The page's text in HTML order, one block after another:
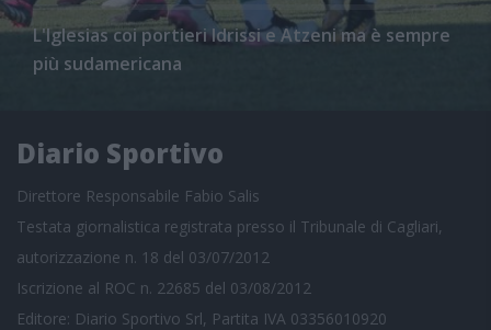
L'Iglesias coi portieri Idrissi e Atzeni ma è sempre
più sudamericana
Diario Sportivo
Direttore Responsabile Fabio Salis
Testata giornalistica registrata presso il Tribunale di Cagliari,
autorizzazione n. 18 del 03/07/2012
Iscrizione al ROC n. 22685 del 03/08/2012
Editore: Diario Sportivo Srl, Partita IVA 03356010920